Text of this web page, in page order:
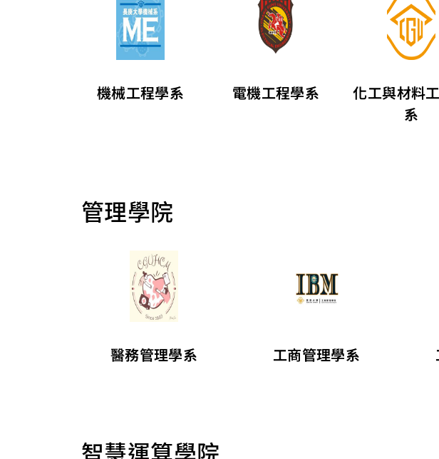
機械工程學系 電機工程學系
化工與材料
系
管理學院
醫務管理學系 工商管理學系
智慧運算學院